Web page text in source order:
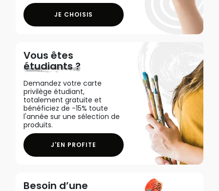
JE CHOISIS
Vous êtes
étudiants ?
Demandez votre carte
privilège étudiant,
totalement gratuite et
bénéficiez de -15% toute
l'année sur une sélection de
produits.
J'EN PROFITE
Besoin d’une